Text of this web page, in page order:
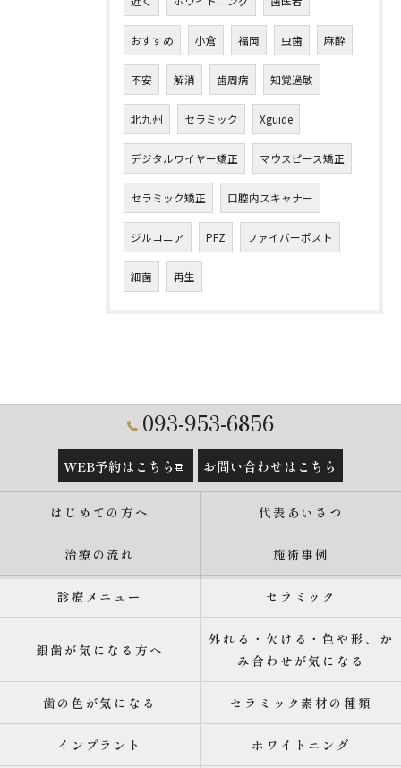
おすすめ 小倉 福岡 虫歯 麻酔
不安 解消 歯周病 知覚過敏
北九州 セラミック Xguide
デジタルワイヤー矯正 マウスピース矯正
セラミック矯正 口腔内スキャナー
ジルコニア PFZ ファイバーポスト
細菌 再生
093-953-6856
WEB予約はこちら お問い合わせはこちら
はじめての方へ 代表あいさつ
治療の流れ 施術事例
診療メニュー セラミック
銀歯が気になる方へ
外れる・欠ける・色や形、か
み合わせが気になる
歯の色が気になる セラミック素材の種類
インプラント ホワイトニング